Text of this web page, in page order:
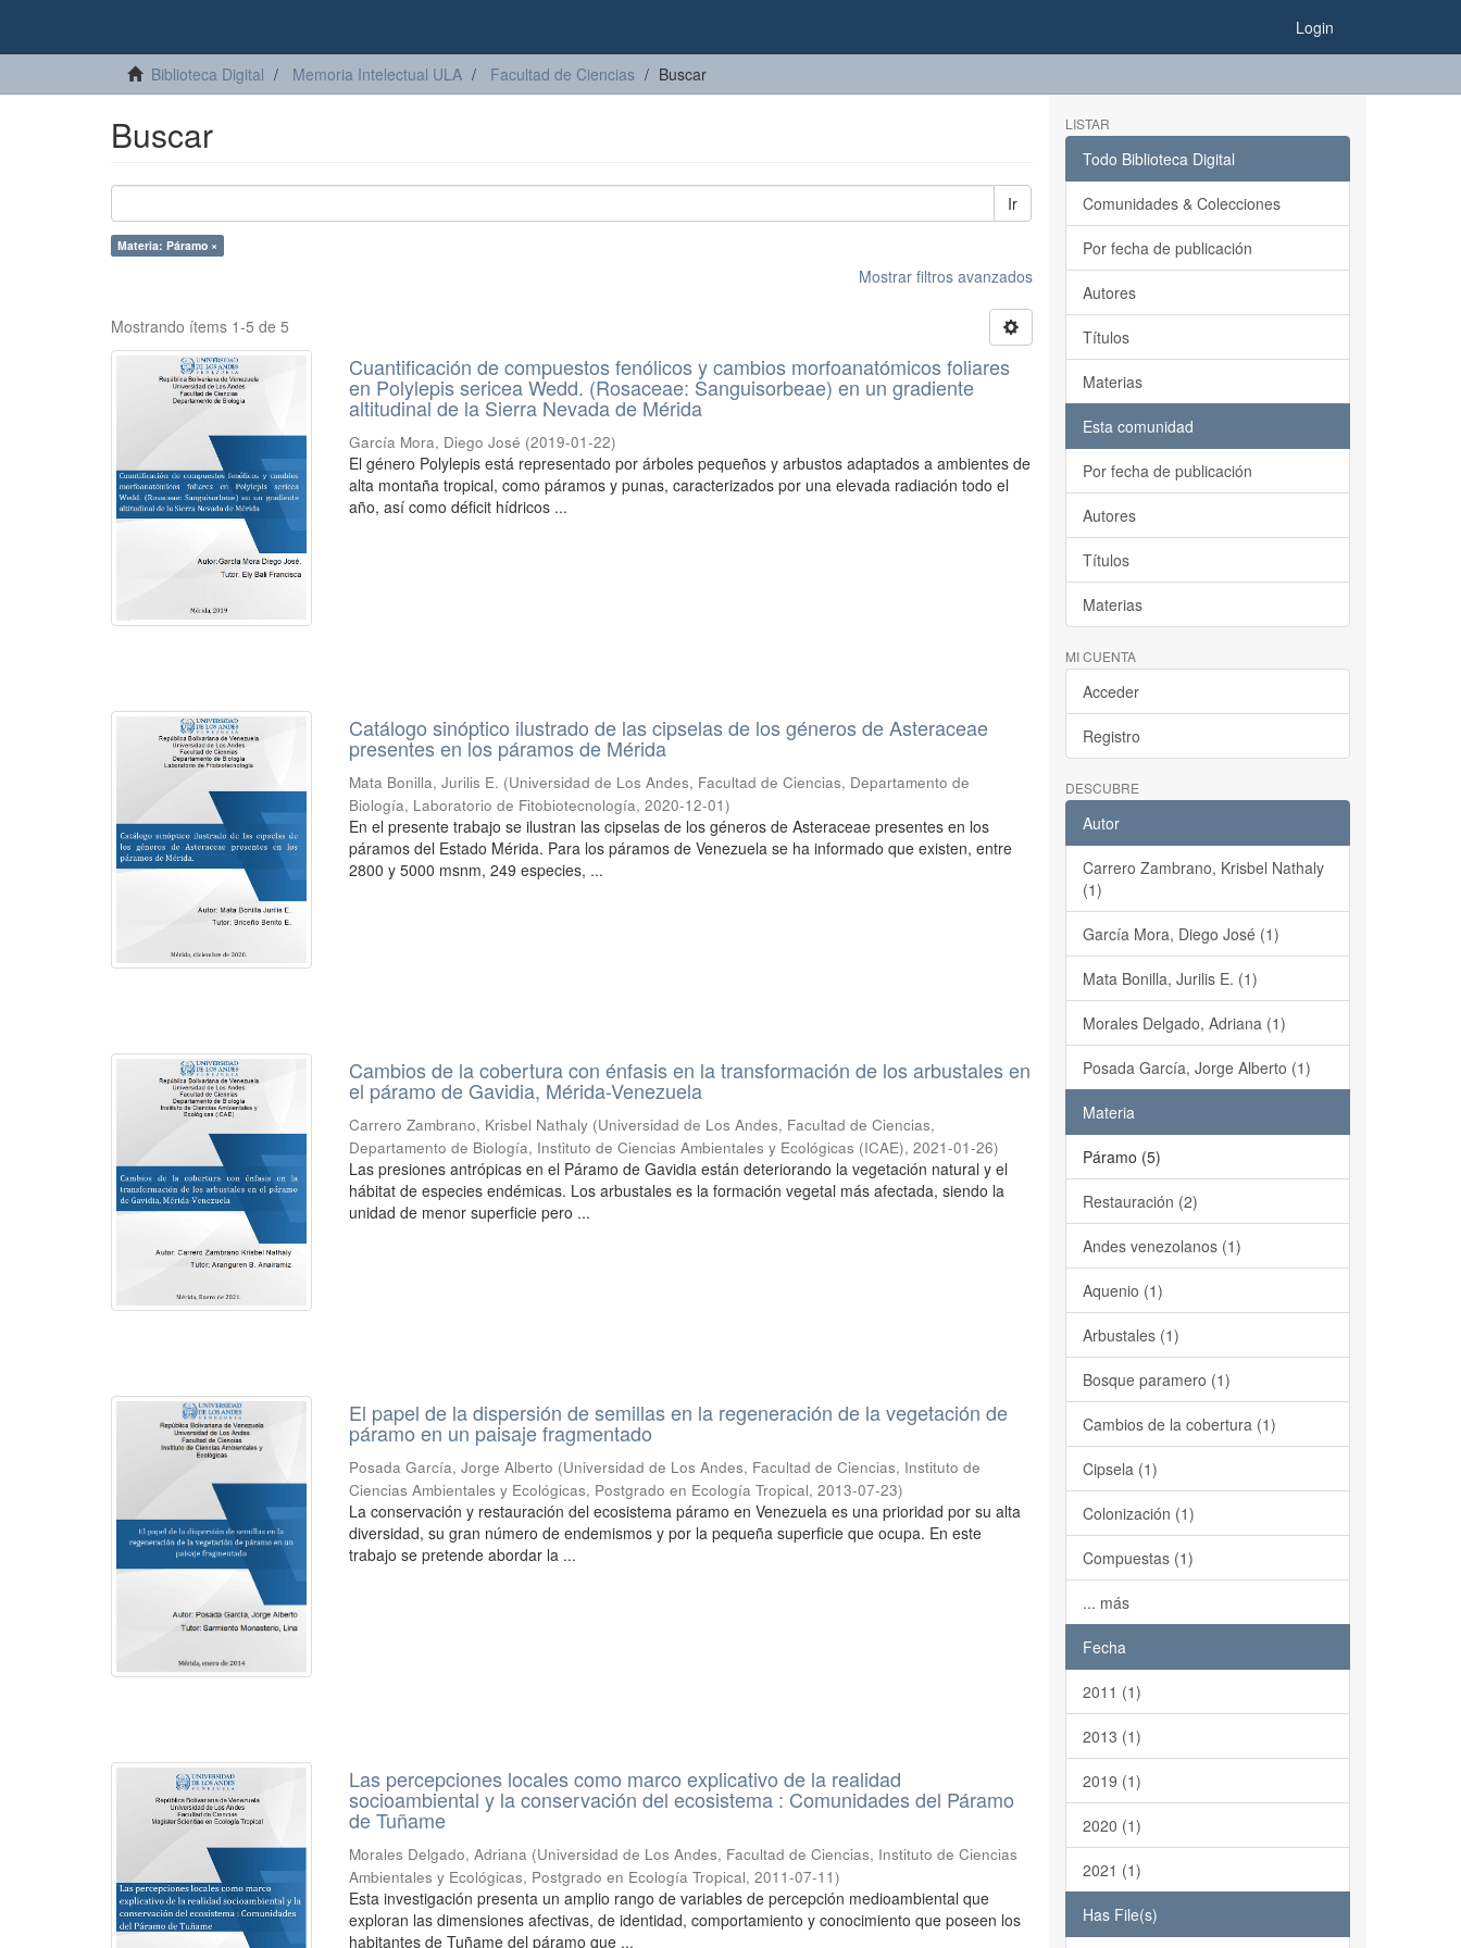
Login
Biblioteca Digital Memoria Intelectual ULA Facultad de Ciencias Buscar
Buscar
Ir
Materia: Páramo ×
Mostrar filtros avanzados
Mostrando ítems 1-5 de 5
Cuantificación de compuestos fenólicos y cambios morfoanatómicos foliares
en Polylepis sericea Wedd. (Rosaceae: Sanguisorbeae) en un gradiente
altitudinal de la Sierra Nevada de Mérida
García Mora, Diego José (2019-01-22)
El género Polylepis está representado por árboles pequeños y arbustos adaptados a ambientes de
alta montaña tropical, como páramos y punas, caracterizados por una elevada radiación todo el
año, así como déficit hídricos ...
Catálogo sinóptico ilustrado de las cipselas de los géneros de Asteraceae
presentes en los páramos de Mérida
Mata Bonilla, Jurilis E. (Universidad de Los Andes, Facultad de Ciencias, Departamento de
Biología, Laboratorio de Fitobiotecnología,2020-12-01)
En el presente trabajo se ilustran las cipselas de los géneros de Asteraceae presentes en los
páramos del Estado Mérida. Para los páramos de Venezuela se ha informado que existen, entre
2800 y 5000 msnm, 249 especies, ...
Cambios de la cobertura con énfasis en la transformación de los arbustales en
el páramo de Gavidia, Mérida-Venezuela
Carrero Zambrano, Krisbel Nathaly (Universidad de Los Andes, Facultad de Ciencias,
Departamento de Biología, Instituto de Ciencias Ambientales y Ecológicas (ICAE),2021-01-26)
Las presiones antrópicas en el Páramo de Gavidia están deteriorando la vegetación natural y el
hábitat de especies endémicas. Los arbustales es la formación vegetal más afectada, siendo la
unidad de menor superficie pero ...
El papel de la dispersión de semillas en la regeneración de la vegetación de
páramo en un paisaje fragmentado
Posada García, Jorge Alberto (Universidad de Los Andes, Facultad de Ciencias, Instituto de
Ciencias Ambientales y Ecológicas, Postgrado en Ecología Tropical,2013-07-23)
La conservación y restauración del ecosistema páramo en Venezuela es una prioridad por su alta
diversidad, su gran número de endemismos y por la pequeña superficie que ocupa. En este
trabajo se pretende abordar la ...
Las percepciones locales como marco explicativo de la realidad
socioambiental y la conservación del ecosistema : Comunidades del Páramo
de Tuñame
Morales Delgado, Adriana (Universidad de Los Andes, Facultad de Ciencias, Instituto de Ciencias
Ambientales y Ecológicas, Postgrado en Ecología Tropical,2011-07-11)
Esta investigación presenta un amplio rango de variables de percepción medioambiental que
exploran las dimensiones afectivas, de identidad, comportamiento y conocimiento que poseen los
habitantes de Tuñame del páramo que ...
LISTAR
Todo Biblioteca Digital
Comunidades & Colecciones
Por fecha de publicación
Autores
Títulos
Materias
Esta comunidad
Por fecha de publicación
Autores
Títulos
Materias
MI CUENTA
Acceder
Registro
DESCUBRE
Autor
Carrero Zambrano, Krisbel Nathaly
(1)
García Mora, Diego José (1)
Mata Bonilla, Jurilis E. (1)
Morales Delgado, Adriana (1)
Posada García, Jorge Alberto (1)
Materia
Páramo (5)
Restauración (2)
Andes venezolanos (1)
Aquenio (1)
Arbustales (1)
Bosque paramero (1)
Cambios de la cobertura (1)
Cipsela (1)
Colonización (1)
Compuestas (1)
... más
Fecha
2011 (1)
2013 (1)
2019 (1)
2020 (1)
2021 (1)
Has File(s)